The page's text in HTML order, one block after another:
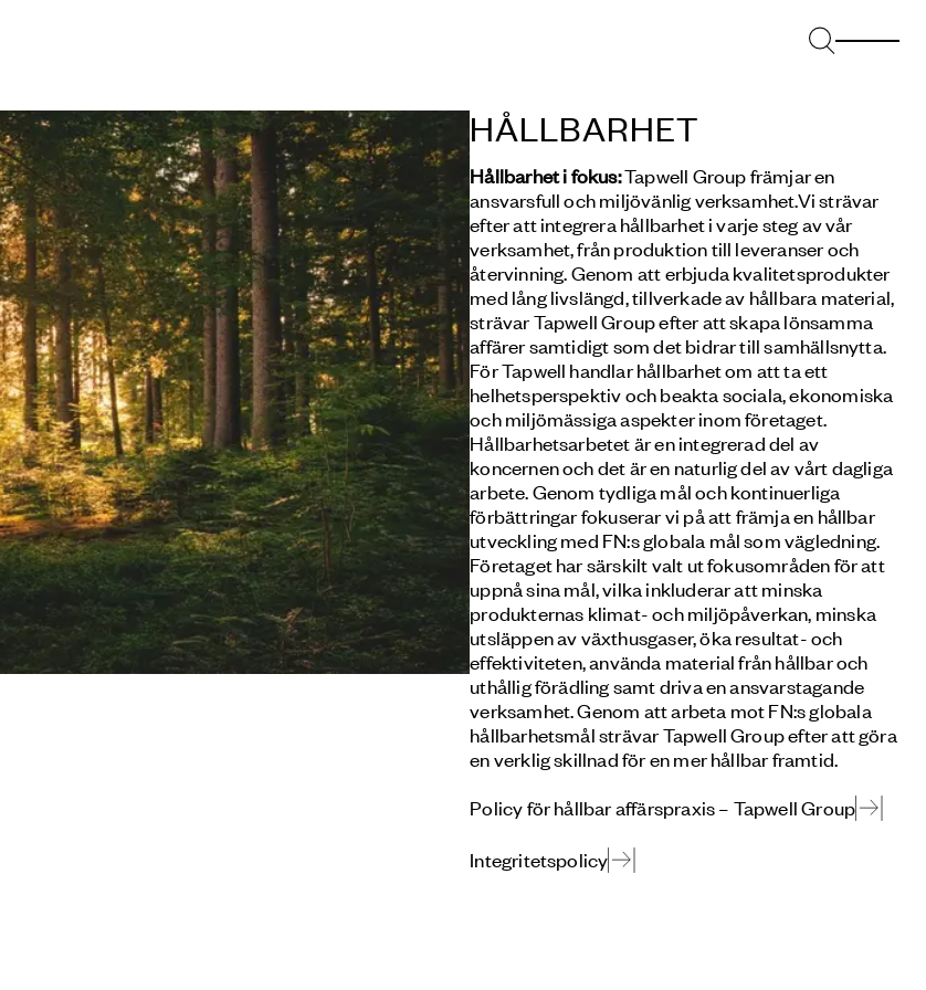
HÅLLBARHET
Hållbarhet i fokus:Tapwell Group främjar en
ansvarsfull och miljövänlig verksamhet.Vi strävar
efter att integrera hållbarhet i varje steg av vår
verksamhet, från produktion till leveranser och
återvinning. Genom att erbjuda kvalitetsprodukter
med lång livslängd, tillverkade av hållbara material,
strävar Tapwell Group efter att skapa lönsamma
affärer samtidigt som det bidrar till samhällsnytta.
För Tapwell handlar hållbarhet om att ta ett
helhetsperspektiv och beakta sociala, ekonomiska
och miljömässiga aspekter inom företaget.
Hållbarhetsarbetet är en integrerad del av
koncernen och det är en naturlig del av vårt dagliga
arbete. Genom tydliga mål och kontinuerliga
förbättringar fokuserar vi på att främja en hållbar
utveckling med FN:s globala mål som vägledning.
Företaget har särskilt valt ut fokusområden för att
uppnå sina mål, vilka inkluderar att minska
produkternas klimat- och miljöpåverkan, minska
utsläppen av växthusgaser, öka resultat- och
effektiviteten, använda material från hållbar och
uthållig förädling samt driva en ansvarstagande
verksamhet. Genom att arbeta mot FN:s globala
hållbarhetsmål strävar Tapwell Group efter att göra
en verklig skillnad för en mer hållbar framtid.
Policy för hållbar affärspraxis – Tapwell Group
Integritetspolicy